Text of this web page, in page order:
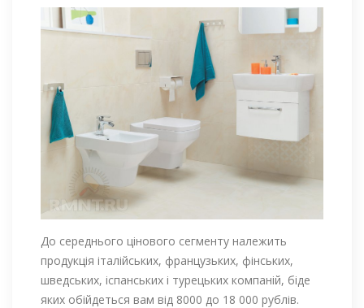
До середнього цінового сегменту належить
продукція італійських, французьких, фінських,
шведських, іспанських і турецьких компаній, біде
яких обійдеться вам від 8000 до 18 000 рублів.